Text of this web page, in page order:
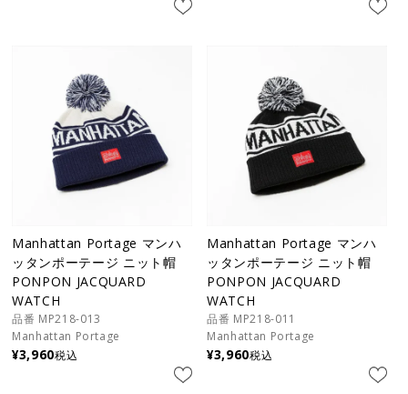
Manhattan Portage マンハ
ッタンポーテージ ニット帽
PONPON JACQUARD
WATCH
品番 MP218-013
Manhattan Portage
¥3,960税込
Manhattan Portage マンハ
ッタンポーテージ ニット帽
PONPON JACQUARD
WATCH
品番 MP218-011
Manhattan Portage
¥3,960税込